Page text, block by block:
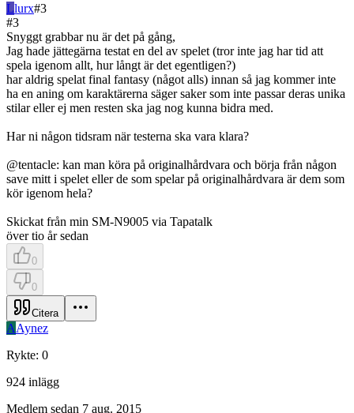
Llurx#3
#3
Snyggt grabbar nu är det på gång,
Jag hade jättegärna testat en del av spelet (tror inte jag har tid att
spela igenom allt, hur långt är det egentligen?)
har aldrig spelat final fantasy (något alls) innan så jag kommer inte
ha en aning om karaktärerna säger saker som inte passar deras unika
stilar eller ej men resten ska jag nog kunna bidra med.
Har ni någon tidsram när testerna ska vara klara?
@tentacle: kan man köra på originalhårdvara och börja från någon
save mitt i spelet eller de som spelar på originalhårdvara är dem som
kör igenom hela?
Skickat från min SM-N9005 via Tapatalk
över tio år sedan
0
0
Citera
AAynez
Rykte: 0
924 inlägg
Medlem sedan 7 aug. 2015